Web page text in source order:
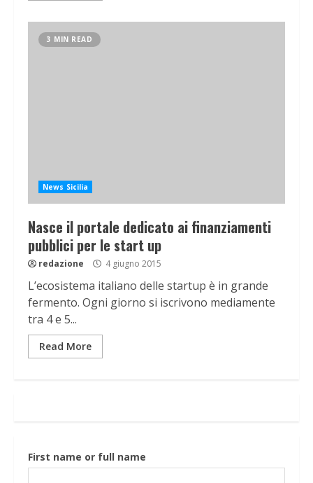
3 MIN READ
News Sicilia
Nasce il portale dedicato ai finanziamenti
pubblici per le start up
redazione 4 giugno 2015
L’ecosistema italiano delle startup è in grande
fermento. Ogni giorno si iscrivono mediamente
tra 4 e 5...
Read More
First name or full name